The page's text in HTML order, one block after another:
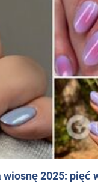
2025: pięć